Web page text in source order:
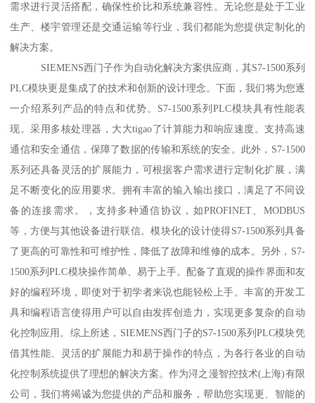
需求进行灵活搭配，确保性价比和系统兼容性。无论您是处于工业
生产、楼宇管理还是交通运输等行业，我们都能为您提供定制化的
解决方案。
SIEMENS西门子作为自动化解决方案供应商，其S7-1500系列
PLC模块更是集成了的技术和创新的设计理念。下面，我们将为您逐
一介绍系列产品的特点和优势。S7-1500系列PLC模块具有性能表
现。采用多核处理器，大大tigao了计算能力和响应速度。支持高速
通信和安全通信，保障了数据的传输和系统的安全。此外，S7-1500
系列还具备灵活的扩展能力，可根据客户需求进行定制化扩展，满
足不断变化的应用要求。拥有丰富的输入输出接口，满足了不同设
备的连接需求。，支持多种通信协议，如PROFINET、MODBUS
等，方便与其他设备进行联信。模块化的设计使得S7-1500系列具备
了更高的可靠性和可维护性，降低了故障和维修的成本。另外，S7-
1500系列PLC模块操作简单、易于上手。配备了直观的操作界面和友
好的编程环境，即使对于初学者来说也能轻松上手。丰富的开发工
具和编程语言使得用户可以自由发挥创造力，实现更多复杂的自动
化控制应用。综上所述，SIEMENS西门子的S7-1500系列PLC模块凭
借其性能、灵活的扩展能力和易于操作的特点，为各行各业的自动
化控制系统提供了理想的解决方案。作为浔之漫智控技术(上海)有限
公司，我们将竭诚为您提供的产品和服务，帮助您实现更、智能的